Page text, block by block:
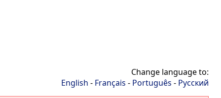
Change language to:
English - Français - Português - Русский